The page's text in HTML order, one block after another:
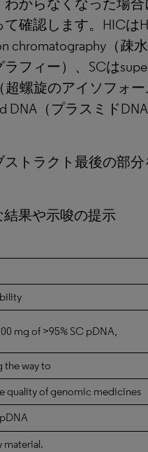
わからなくなった場
て確認します。HICは
chromatography（疎
ラフィー）、SCは
超螺旋のアイソフォ
DNA（プラスミド
ストラクト最後の部分
結果や示唆の提示
mg of >95% SC pDNA,
the way to
quality of genomic medicines
material.